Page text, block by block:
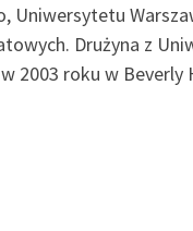
Uniwersytetu
Drużyna z
2003 roku w Beverly